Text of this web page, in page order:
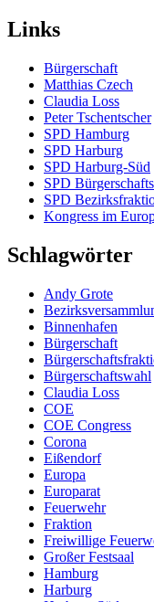
Links
Bürgerschaft
Matthias Czech
Claudia Loss
Peter Tschentscher
SPD Hamburg
SPD Harburg
SPD Harburg-Süd
SPD
SPD
Kongress im
Schlagwörter
Andy Grote
Binnenhafen
Bürgerschaft
Bürgerschaftswahl
Claudia Loss
COE
COE Congress
Corona
Eißendorf
Europa
Europarat
Feuerwehr
Fraktion
Freiwillige
Großer Festsaal
Hamburg
Harburg